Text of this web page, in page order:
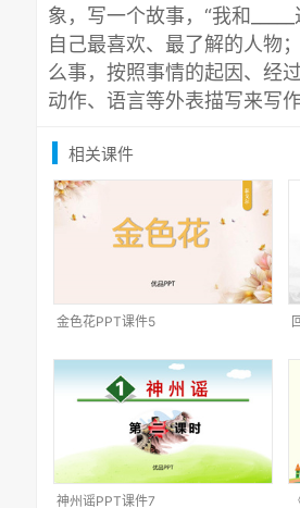
象，写一个故事，“我和
自己最喜欢、最了解的人物
么事，按照事情的起因、经
动作、语言等外表描写来写
相关课件
金色花PPT课件5
神州谣PPT课件7